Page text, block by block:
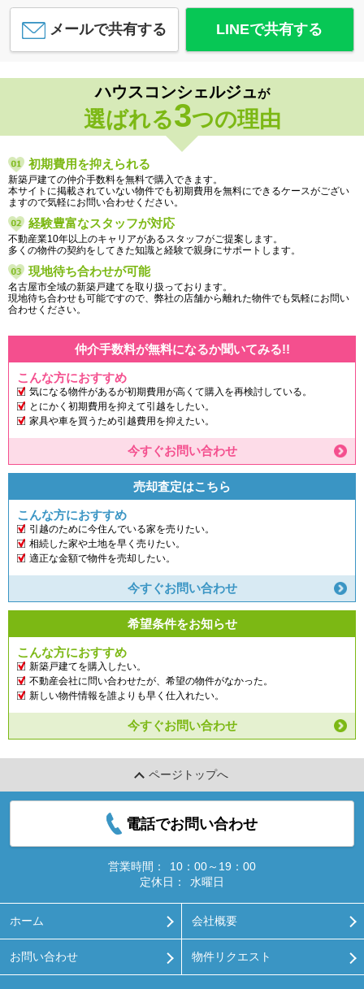
メールで共有する LINEで共有する
ハウスコンシェルジュが
選ばれる3つの理由
初期費用を抑えられる
新築戸建ての仲介手数料を無料で購入できます。
本サイトに掲載されていない物件でも初期費用を無料にできるケースがござい
ますので気軽にお問い合わせください。
経験豊富なスタッフが対応
不動産業10年以上のキャリアがあるスタッフがご提案します。
多くの物件の契約をしてきた知識と経験で親身にサポートします。
現地待ち合わせが可能
名古屋市全域の新築戸建てを取り扱っております。
現地待ち合わせも可能ですので、弊社の店舗から離れた物件でも気軽にお問い
合わせください。
仲介手数料が無料になるか聞いてみる!!
こんな方におすすめ
気になる物件があるが初期費用が高くて購入を再検討している。
とにかく初期費用を抑えて引越をしたい。
家具や車を買うため引越費用を抑えたい。
今すぐお問い合わせ
売却査定はこちら
こんな方におすすめ
引越のために今住んでいる家を売りたい。
相続した家や土地を早く売りたい。
適正な金額で物件を売却したい。
今すぐお問い合わせ
希望条件をお知らせ
こんな方におすすめ
新築戸建てを購入したい。
不動産会社に問い合わせたが、希望の物件がなかった。
新しい物件情報を誰よりも早く仕入れたい。
今すぐお問い合わせ
ページトップへ
電話でお問い合わせ
営業時間：
10：00～19：00
定休日：
水曜日
ホーム 会社概要
お問い合わせ 物件リクエスト